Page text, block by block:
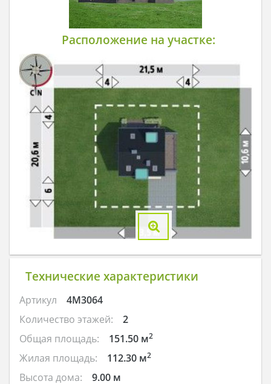
Расположение на участке:
Технические характеристики
Артикул
4M3064
Количество этажей:
2
Общая площадь:
151.50 м2
Жилая площадь: 112.30 м2
Высота дома: 9.00 м